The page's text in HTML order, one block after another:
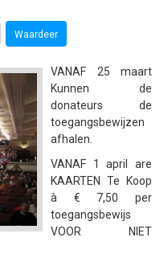
VANAF 25 maart
Kunnen de
donateurs de
toegangsbewijzen
afhalen.
VANAF 1 april are
KAARTEN Te Koop
à € 7,50 per
toegangsbewijs
VOOR NIET